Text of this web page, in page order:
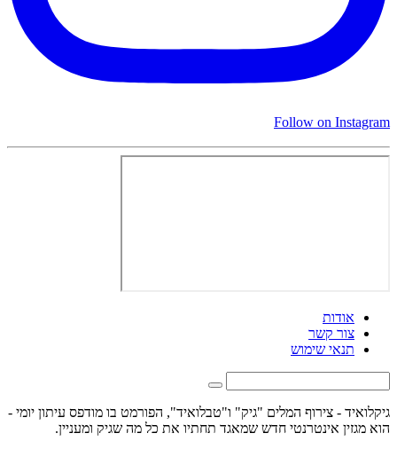
Follow on Instagram
אודות
צור קשר
תנאי שימוש
גיקלואיד - צירוף המלים "גיק" ו"טבלואיד", הפורמט בו מודפס עיתון יומי -
הוא מגזין אינטרנטי חדש שמאגד תחתיו את כל מה שגיק ומעניין.